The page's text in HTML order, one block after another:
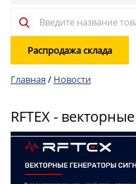
Распродажа склада
Главная / Новости
RFTEX -